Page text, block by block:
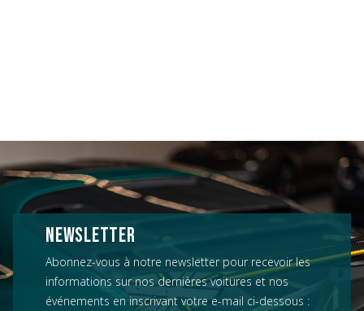
NEWSLETTER
Abonnez-vous à notre newsletter pour recevoir les
informations sur nos dernières voitures et nos
événements en inscrivant votre e-mail ci-dessous :